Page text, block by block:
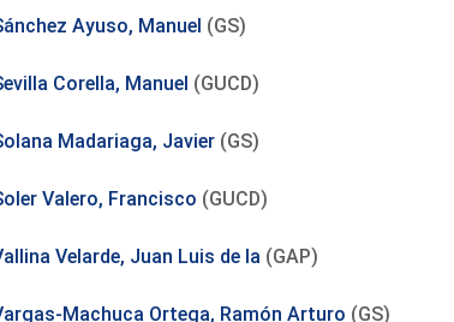
Ayuso, Manuel (GS)
Corella, Manuel (GUCD)
Madariaga, Javier(GS)
Valero, Francisco (GUCD)
Velarde, Juan Luis de la (GAP)
Machuca Ortega, Ramón Arturo (GS)